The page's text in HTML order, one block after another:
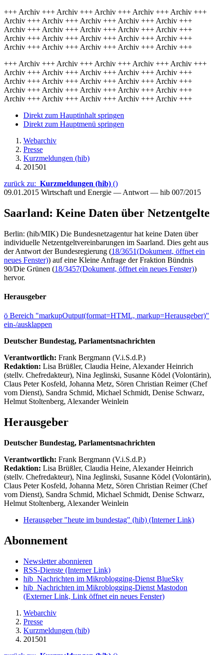
+++ Archiv +++ Archiv +++ Archiv +++ Archiv +++ Archiv +++
Archiv +++ Archiv +++ Archiv +++ Archiv +++ Archiv +++
Archiv +++ Archiv +++ Archiv +++ Archiv +++ Archiv +++
Archiv +++ Archiv +++ Archiv +++ Archiv +++ Archiv +++
Archiv +++ Archiv +++ Archiv +++ Archiv +++ Archiv +++
+++ Archiv +++ Archiv +++ Archiv +++ Archiv +++ Archiv +++
Archiv +++ Archiv +++ Archiv +++ Archiv +++ Archiv +++
Archiv +++ Archiv +++ Archiv +++ Archiv +++ Archiv +++
Archiv +++ Archiv +++ Archiv +++ Archiv +++ Archiv +++
Archiv +++ Archiv +++ Archiv +++ Archiv +++ Archiv +++
Direkt zum Hauptinhalt springen
Direkt zum Hauptmenü springen
Webarchiv
Presse
Kurzmeldungen (hib)
201501
zurück zu: Kurzmeldungen (hib) ()
09.01.2015 Wirtschaft und Energie — Antwort — hib 007/2015
Saarland: Keine Daten über Netzentgelte
Berlin: (hib/MIK) Die Bundesnetzagentur hat keine Daten über
individuelle Netzentgeltvereinbarungen im Saarland. Dies geht aus
der Antwort der Bundesregierung (18/3651(Dokument, öffnet ein
neues Fenster)) auf eine Kleine Anfrage der Fraktion Bündnis
90/Die Grünen (18/3457(Dokument, öffnet ein neues Fenster))
hervor.
Herausgeber
ö Bereich "markupOutput(format=HTML, markup=Herausgeber)"
ein-/ausklappen
Deutscher Bundestag, Parlamentsnachrichten
Verantwortlich: Frank Bergmann (V.i.S.d.P.)
Redaktion: Lisa Brüßler, Claudia Heine, Alexander Heinrich
(stellv. Chefredakteur), Nina Jeglinski, Susanne Ködel (Volontärin),
Claus Peter Kosfeld, Johanna Metz, Sören Christian Reimer (Chef
vom Dienst), Sandra Schmid, Michael Schmidt, Denise Schwarz,
Helmut Stoltenberg, Alexander Weinlein
Herausgeber
Deutscher Bundestag, Parlamentsnachrichten
Verantwortlich: Frank Bergmann (V.i.S.d.P.)
Redaktion: Lisa Brüßler, Claudia Heine, Alexander Heinrich
(stellv. Chefredakteur), Nina Jeglinski, Susanne Ködel (Volontärin),
Claus Peter Kosfeld, Johanna Metz, Sören Christian Reimer (Chef
vom Dienst), Sandra Schmid, Michael Schmidt, Denise Schwarz,
Helmut Stoltenberg, Alexander Weinlein
Herausgeber "heute im bundestag" (hib) (Interner Link)
Abonnement
Newsletter abonnieren
RSS-Dienste (Interner Link)
hib_Nachrichten im Mikroblogging-Dienst BlueSky
hib_Nachrichten im Mikroblogging-Dienst Mastodon
(Externer Link, Link öffnet ein neues Fenster)
Webarchiv
Presse
Kurzmeldungen (hib)
201501